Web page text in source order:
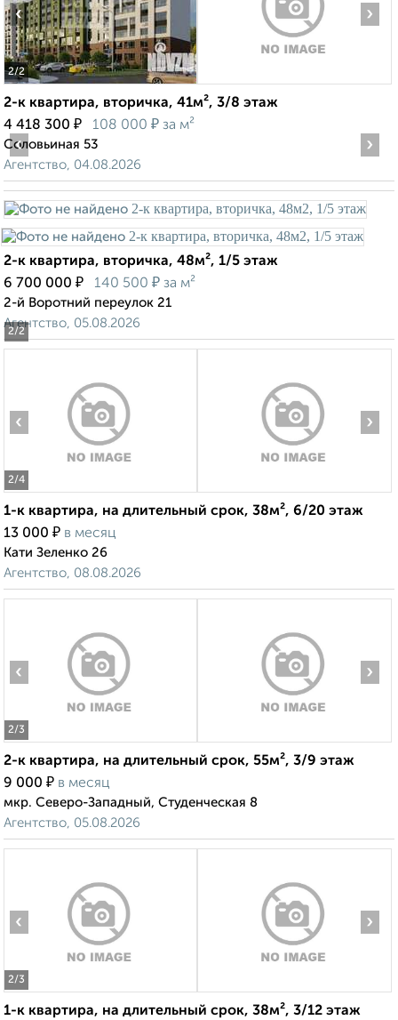
2/2
‹ ›
2-к квартира, вторичка, 41м², 3/8 этаж
4 418 300 ₽ 108 000 ₽ за м²
Соловьиная 53
Агентство, 04.08.2026
2/2
‹ ›
2-к квартира, вторичка, 48м², 1/5 этаж
6 700 000 ₽ 140 500 ₽ за м²
2-й Воротний переулок 21
Агентство, 05.08.2026
2/4
‹ ›
1-к квартира, на длительный срок, 38м², 6/20 этаж
13 000 ₽ в месяц
Кати Зеленко 26
Агентство, 08.08.2026
2/3
‹ ›
2-к квартира, на длительный срок, 55м², 3/9 этаж
9 000 ₽ в месяц
мкр. Северо-Западный, Студенческая 8
Агентство, 05.08.2026
2/3
‹ ›
1-к квартира, на длительный срок, 38м², 3/12 этаж